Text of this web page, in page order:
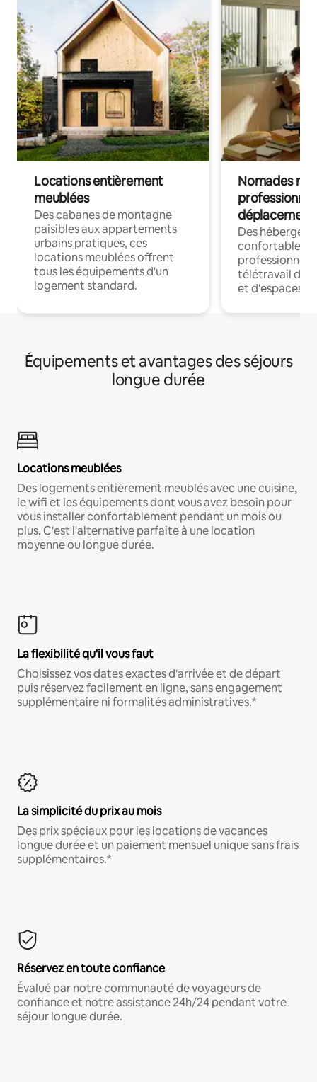
Locations entièrement
meublées
Des cabanes de montagne
paisibles aux appartements
urbains pratiques, ces
locations meublées offrent
tous les équipements d'un
logement standard.
Nomades
déplacement
Des
confortables
professionnels
télétravail
et d'espaces
Équipements et avantages des séjours
longue durée
Locations meublées
Des logements entièrement meublés avec une cuisine,
le wifi et les équipements dont vous avez besoin pour
vous installer confortablement pendant un mois ou
plus. C'est l'alternative parfaite à une location
moyenne ou longue durée.
La flexibilité qu'il vous faut
Choisissez vos dates exactes d'arrivée et de départ
puis réservez facilement en ligne, sans engagement
supplémentaire ni formalités administratives.*
La simplicité du prix au mois
Des prix spéciaux pour les locations de vacances
longue durée et un paiement mensuel unique sans frais
supplémentaires.*
Réservez en toute confiance
Évalué par notre communauté de voyageurs de
confiance et notre assistance 24h/24 pendant votre
séjour longue durée.